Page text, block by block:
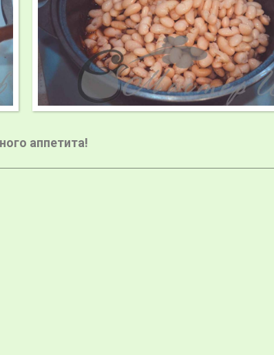
аппетита!